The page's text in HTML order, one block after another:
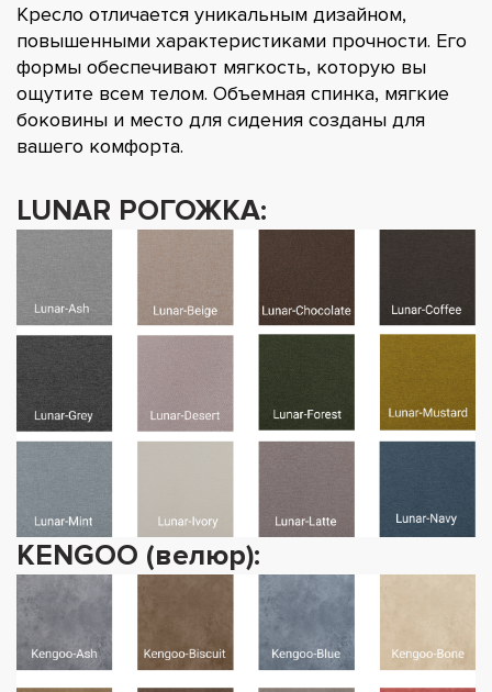
Кресло отличается уникальным дизайном,
повышенными характеристиками прочности. Его
формы обеспечивают мягкость, которую вы
ощутите всем телом. Объемная спинка, мягкие
боковины и место для сидения созданы для
вашего комфорта.
LUNAR РОГОЖКА:
KENGOO (велюр):